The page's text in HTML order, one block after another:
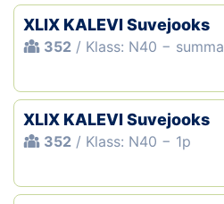
XLIX KALEVI Suvejooks
352 / Klass: N40 − summa
XLIX KALEVI Suvejooks
352 / Klass: N40 − 1p